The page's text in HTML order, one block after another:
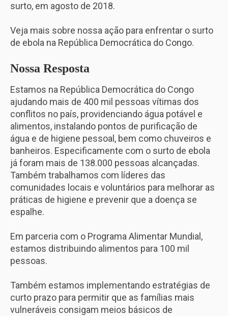
surto, em agosto de 2018.
Veja mais sobre nossa ação para enfrentar o surto
de ebola na República Democrática do Congo.
Nossa Resposta
Estamos na República Democrática do Congo
ajudando mais de 400 mil pessoas vítimas dos
conflitos no país, providenciando água potável e
alimentos, instalando pontos de purificação de
água e de higiene pessoal, bem como chuveiros e
banheiros. Especificamente com o surto de ebola
já foram mais de 138.000 pessoas alcançadas.
Também trabalhamos com líderes das
comunidades locais e voluntários para melhorar as
práticas de higiene e prevenir que a doença se
espalhe.
Em parceria com o Programa Alimentar Mundial,
estamos distribuindo alimentos para 100 mil
pessoas.
Também estamos implementando estratégias de
curto prazo para permitir que as famílias mais
vulneráveis consigam meios básicos de